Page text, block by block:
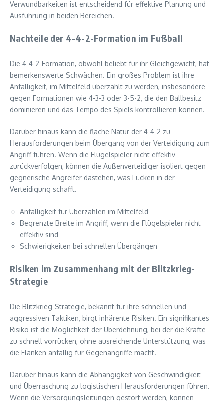
Verwundbarkeiten ist entscheidend für effektive Planung und
Ausführung in beiden Bereichen.
Nachteile der 4-4-2-Formation im Fußball
Die 4-4-2-Formation, obwohl beliebt für ihr Gleichgewicht, hat
bemerkenswerte Schwächen. Ein großes Problem ist ihre
Anfälligkeit, im Mittelfeld überzahlt zu werden, insbesondere
gegen Formationen wie 4-3-3 oder 3-5-2, die den Ballbesitz
dominieren und das Tempo des Spiels kontrollieren können.
Darüber hinaus kann die flache Natur der 4-4-2 zu
Herausforderungen beim Übergang von der Verteidigung zum
Angriff führen. Wenn die Flügelspieler nicht effektiv
zurückverfolgen, können die Außenverteidiger isoliert gegen
gegnerische Angreifer dastehen, was Lücken in der
Verteidigung schafft.
Anfälligkeit für Überzahlen im Mittelfeld
Begrenzte Breite im Angriff, wenn die Flügelspieler nicht
effektiv sind
Schwierigkeiten bei schnellen Übergängen
Risiken im Zusammenhang mit der Blitzkrieg-
Strategie
Die Blitzkrieg-Strategie, bekannt für ihre schnellen und
aggressiven Taktiken, birgt inhärente Risiken. Ein signifikantes
Risiko ist die Möglichkeit der Überdehnung, bei der die Kräfte
zu schnell vorrücken, ohne ausreichende Unterstützung, was
die Flanken anfällig für Gegenangriffe macht.
Darüber hinaus kann die Abhängigkeit von Geschwindigkeit
und Überraschung zu logistischen Herausforderungen führen.
Wenn die Versorgungsleitungen gestört werden, können